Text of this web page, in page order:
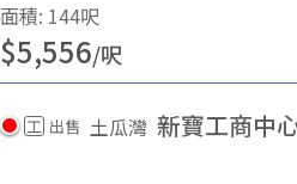
面積: 144呎
$5,556/呎
工 出售 土瓜灣 新寶工商中